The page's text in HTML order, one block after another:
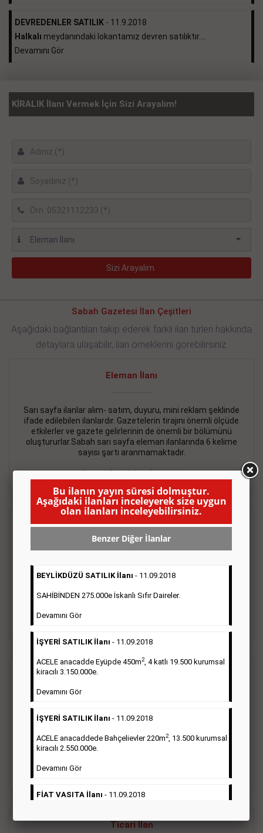
DEVREDENLER SATILIK - 11.9.2018
Halkalı meydanındaki lokantamız devren satılıktır....
Devamını Gör
KİRALIK İlanı Vermek İçin Sizi Arayalım!
Sabah Gazetesi İlan Çeşitleri
Aşağıdaki bağlantıları takip ederek farklı ilan türleri hakkında
detaylara ulaşabilir, ilan örneklerini görebilirsiniz.
Eleman İlanı
Sarı sayfa ilanlar alım- satım, duyuru, mini reklam şeklinde
ifade edilebilen ilanlardır. Gazetelerin tirajını önemli ölçüde
etkilerler ve gazete gelirlerinin de önemli bir bölümünü
oluştururlar.Sabah sarı sayfa eleman ilanlarında 6 kelime
sayısı şartı aranmamaktadır.
Detaylı Bilgi & İlan Örnekleri
Emlak İlanı
ifade edilebilen ilanlardır. Gazetelerin tirajını önemli ölçüde
etkilerler ve gazete gelirlerinin de önemli bir bölümünü
oluştururlar.Sabah sarı sayfa eleman ilanlarında 6 kelime
Sarı sayfa ilanlar alım- satım, duyuru, mini reklam şeklinde
ifade edilebilen ilanlardır. Gazetelerin tirajını önemli ölçüde
oluştururlar.Sabah sarı sayfa eleman ilanlarında 6 kelime
sayısı şartı aranmamaktadır.
Ticari İlan
Bu ilanın yayın süresi dolmuştur.
Aşağıdaki ilanları inceleyerek size uygun
olan ilanları inceleyebilirsiniz.
Benzer Diğer İlanlar
BEYLİKDÜZÜ SATILIK İlanı - 11.09.2018
SAHİBİNDEN 275.000e İskanlı Sıfır Daireler.
Devamını Gör
İŞYERİ SATILIK İlanı - 11.09.2018
ACELE anacadde Eyüpde 450m2, 4 katlı 19.500 kurumsal
kiracılı 3.150.000e.
Devamını Gör
İŞYERİ SATILIK İlanı - 11.09.2018
ACELE anacaddede Bahçelievler 220m2, 13.500 kurumsal
kiracılı 2.550.000e.
Devamını Gör
FİAT VASITA İlanı - 11.09.2018
2.800.000e kurumsal mağaza.